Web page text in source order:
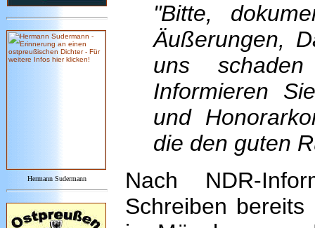
Hermann Sudermann
"Bitte,
Äußerungen,
uns
Informieren
und
die den guten
Nach NDR-
Schreiben